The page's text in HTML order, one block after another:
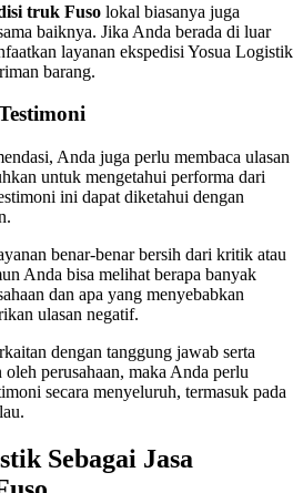
truk Fuso lokal biasanya juga
baiknya. Jika Anda berada di luar
layanan ekspedisi Yosua Logistik
barang.
Anda juga perlu membaca ulasan
untuk mengetahui performa dari
ini dapat diketahui dengan
benar-benar bersih dari kritik atau
Anda bisa melihat berapa banyak
dan apa yang menyebabkan
ulasan negatif.
dengan tanggung jawab serta
perusahaan, maka Anda perlu
secara menyeluruh, termasuk pada
Sebagai Jasa